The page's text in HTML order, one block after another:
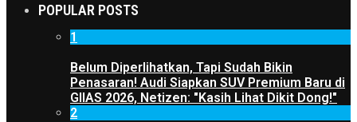
POPULAR POSTS
1
Belum Diperlihatkan, Tapi Sudah Bikin
Penasaran! Audi Siapkan SUV Premium Baru di
GIIAS 2026, Netizen: "Kasih Lihat Dikit Dong!"
2